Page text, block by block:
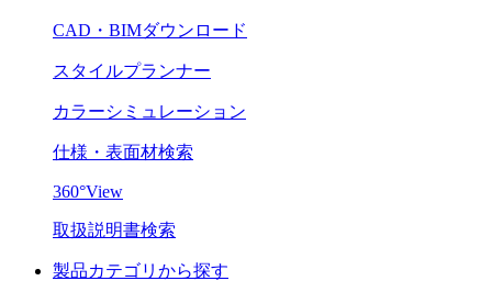
CAD・BIMダウンロード
スタイルプランナー
カラーシミュレーション
仕様・表面材検索
360°View
取扱説明書検索
製品カテゴリから探す